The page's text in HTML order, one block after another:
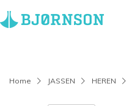
Home JASSEN HEREN